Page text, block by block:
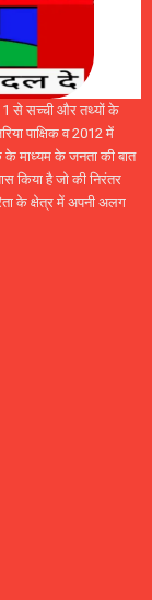
से सच्ची और तथ्यों के
पाक्षिक व 2012 में
के माध्यम के जनता की बात
किया है जो की निरंतर
के क्षेत्र में अपनी अलग